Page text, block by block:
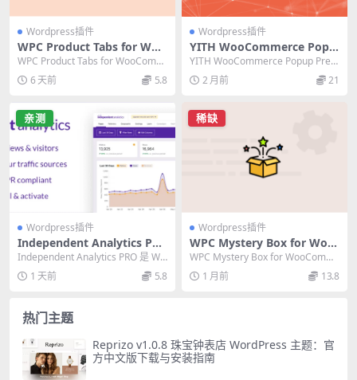
Wordpress插件
WPC Product Tabs for Woo
Commerce Premium 插
件：终极自定义产品Tab标签
栏工具
WPC Product Tabs for WooComm
erce Premium...
6 天前 5.8
Wordpress插件
YITH WooCommerce Popu
p Premium 1.57.0 汉化版 –
必备弹窗插件
YITH WooCommerce Popup Prem
ium 汉化版是必备的Wo...
2 月前 21
亲测
Wordpress插件
Independent Analytics PR
O v2.15.2 – 必备的WordPres
s谷歌分析替代插件
Independent Analytics PRO 是 Wo
rdPress 的 ...
1 天前 5.8
稀缺
Wordpress插件
WPC Mystery Box for Woo
Commerce v1.2.0 官方版：
随机产品组合必备插件
WPC Mystery Box for WooComm
erce 是一款随机产品组...
1 月前 13.8
热门主题
Reprizo v1.0.8 珠宝钟表店 WordPress 主题：官
方中文版下载与安装指南